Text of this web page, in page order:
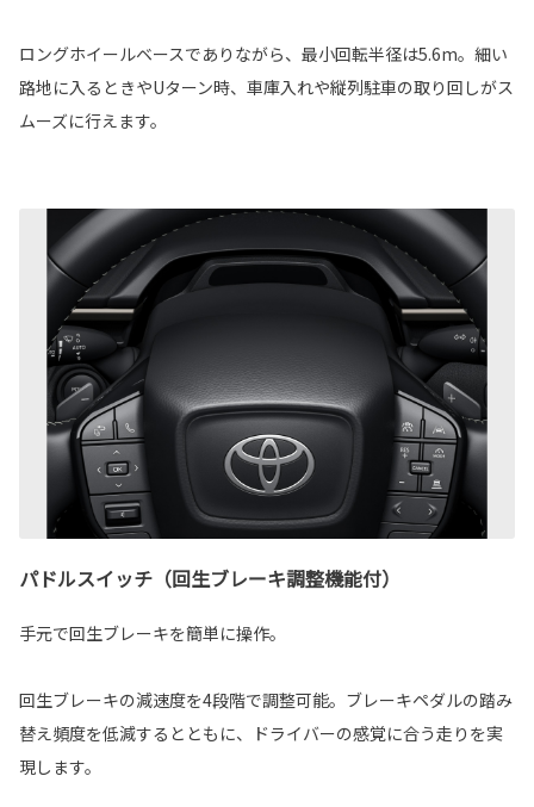
ロングホイールベースでありながら、最小回転半径は5.6m。細い
路地に入るときやUターン時、車庫入れや縦列駐車の取り回しがス
ムーズに行えます。
パドルスイッチ（回生ブレーキ調整機能付）
手元で回生ブレーキを簡単に操作。
回生ブレーキの減速度を4段階で調整可能。ブレーキペダルの踏み
替え頻度を低減するとともに、ドライバーの感覚に合う走りを実
現します。